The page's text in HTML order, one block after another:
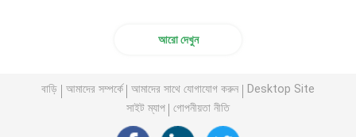
আরো দেখুন
বাড়ি আমাদের সম্পর্কে আমাদের সাথে যোগাযোগ করুন
Desktop Site
সাইট ম্যাপ
গোপনীয়তা নীতি